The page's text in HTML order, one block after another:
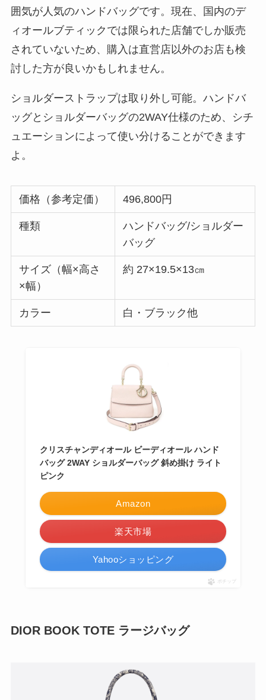
囲気が人気のハンドバッグです。現在、国内のデ
ィオールブティックでは限られた店舗でしか販売
されていないため、購入は直営店以外のお店も検
討した方が良いかもしれません。
ショルダーストラップは取り外し可能。ハンドバ
ッグとショルダーバッグの2WAY仕様のため、シチ
ュエーションによって使い分けることができます
よ。
価格（参考定価） 496,800円
種類
ハンドバッグ/ショルダー
バッグ
サイズ（幅×高さ
×幅）
約 27×19.5×13㎝
カラー 白・ブラック他
クリスチャンディオール ビーディオール ハンド
バッグ 2WAY ショルダーバッグ 斜め掛け ライト
ピンク
Amazon
楽天市場
Yahooショッピング
ポチップ
DIOR BOOK TOTE ラージバッグ